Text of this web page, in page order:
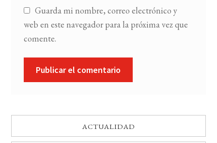
Guarda mi nombre, correo electrónico y
web en este navegador para la próxima vez que
comente.
ACTUALIDAD